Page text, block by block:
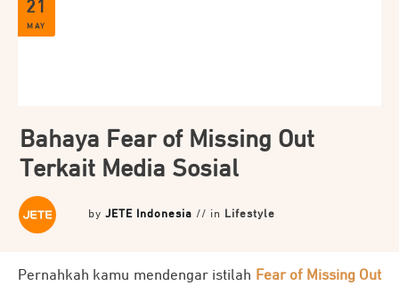
21
MAY
Bahaya Fear of Missing Out
Terkait Media Sosial
by JETE Indonesia // in Lifestyle
Pernahkah kamu mendengar istilah Fear of Missing Out